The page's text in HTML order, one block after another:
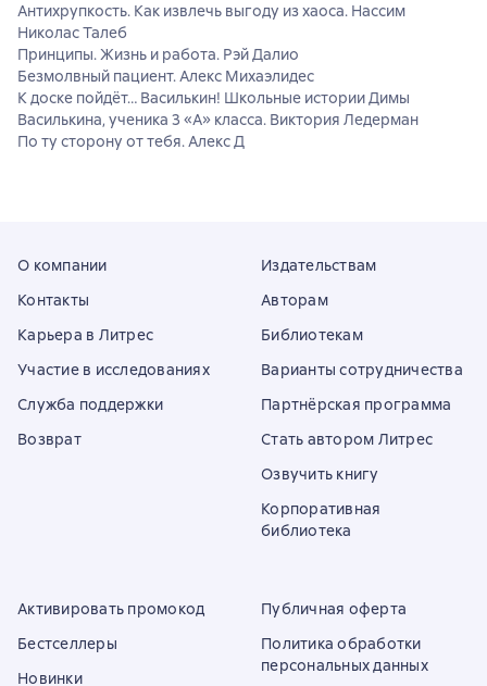
Антихрупкость. Как извлечь выгоду из хаоса. Нассим
Николас Талеб
Принципы. Жизнь и работа. Рэй Далио
Безмолвный пациент. Алекс Михаэлидес
К доске пойдёт… Василькин! Школьные истории Димы
Василькина, ученика 3 «А» класса. Виктория Ледерман
По ту сторону от тебя. Алекс Д
О компании
Контакты
Карьера в Литрес
Участие в исследованиях
Служба поддержки
Возврат
Издательствам
Авторам
Библиотекам
Варианты сотрудничества
Партнёрская программа
Стать автором Литрес
Озвучить книгу
Корпоративная
библиотека
Активировать промокод
Бестселлеры
Новинки
Публичная оферта
Политика обработки
персональных данных